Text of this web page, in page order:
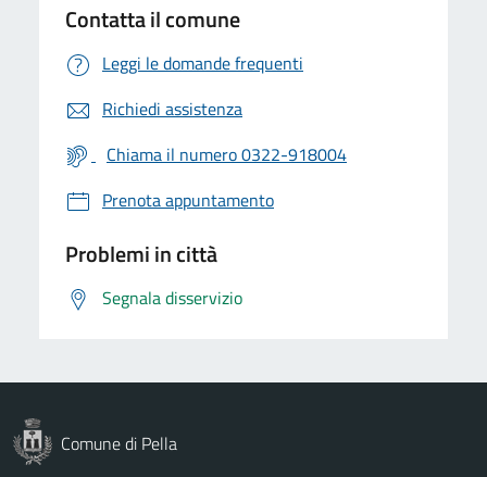
Contatta il comune
Leggi le domande frequenti
Richiedi assistenza
Chiama il numero 0322-918004
Prenota appuntamento
Problemi in città
Segnala disservizio
Comune di Pella